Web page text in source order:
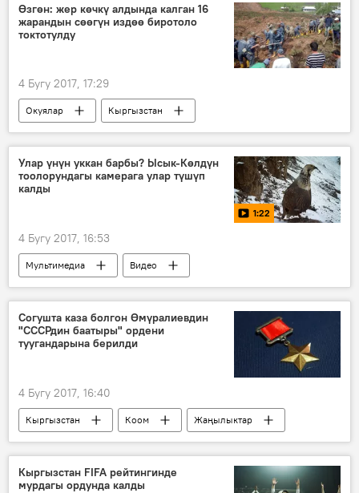
Өзгөн: жер көчкү алдында калган 16
жарандын сөөгүн издөө биротоло
токтотулду
4 Бугу 2017, 17:29
Окуялар
Кыргызстан
Жаңылыктар
Өзгөндүн Аюу айылында 24 киши жер көчкүнүн алдында калды
Өзгөн
Жер көчкү айыл
Улар үнүн уккан барбы? Ысык-Көлдүн
тоолорундагы камерага улар түшүп
калды
1:22
4 Бугу 2017, 16:53
Мультимедиа
Видео
Жаңылыктар
Кыргызстан
Коом
Ысык-Көл
жаратылыш
капкан
фото
улар
Согушта каза болгон Өмүралиевдин
"СССРдин баатыры" ордени
туугандарына берилди
4 Бугу 2017, 16:40
Кыргызстан Коом
Жаңылыктар
Улуу Ата Мекендик согуш
Орден
Кыргызстан FIFA рейтингинде
мурдагы ордунда калды